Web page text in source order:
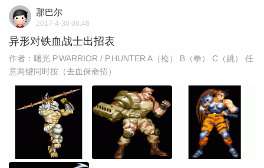
那巴尔
2017-4-30 08:46
异形对铁血战士出招表
作者：曙光 P.WARRIOR / P.HUNTER A（枪） B（拳） C（跳） 任
意两键同时按（去血保命招） ...